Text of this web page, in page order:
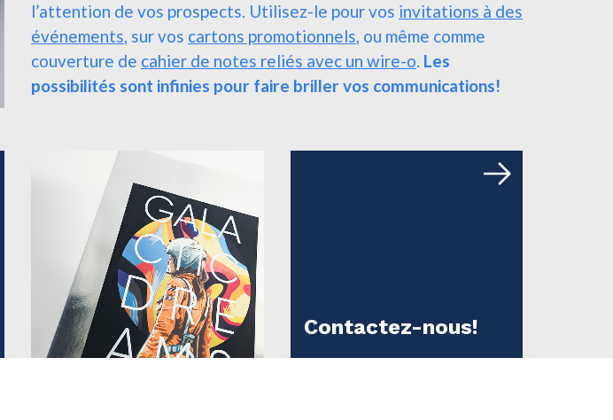
l’attention de vos prospects. Utilisez-le pour vos invitations à des
événements, sur vos cartons promotionnels, ou même comme
couverture de cahier de notes reliés avec un wire-o. Les
possibilités sont infinies pour faire briller vos communications!
Contactez-nous!